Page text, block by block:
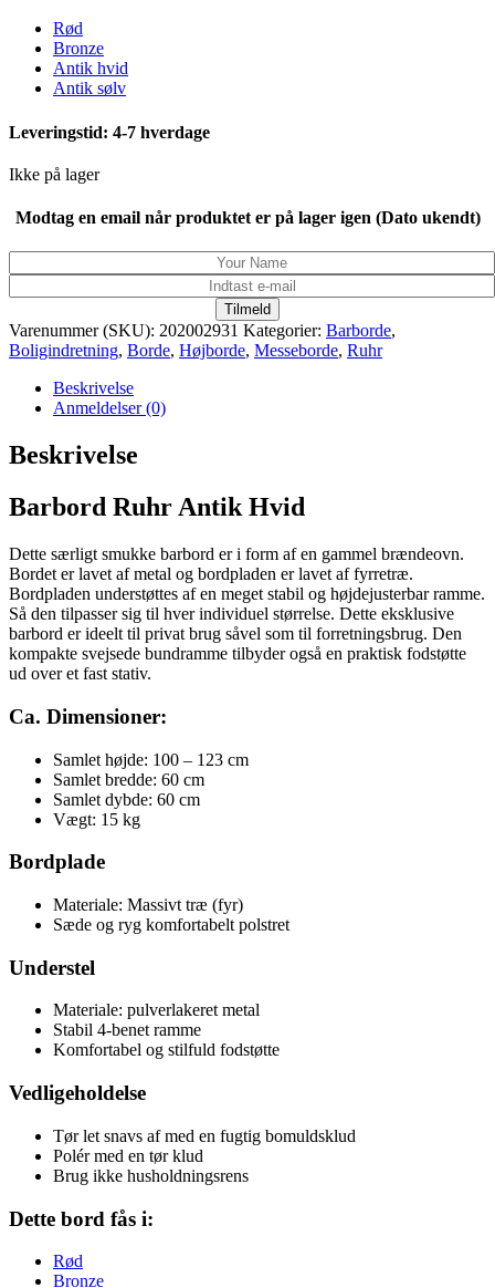
Rød
Bronze
Antik hvid
Antik sølv
Leveringstid: 4-7 hverdage
Ikke på lager
Modtag en email når produktet er på lager igen (Dato ukendt)
Tilmeld
Varenummer (SKU): 202002931 Kategorier: Barborde,
Boligindretning, Borde, Højborde, Messeborde, Ruhr
Beskrivelse
Anmeldelser (0)
Beskrivelse
Barbord Ruhr Antik Hvid
Dette særligt smukke barbord er i form af en gammel brændeovn.
Bordet er lavet af metal og bordpladen er lavet af fyrretræ.
Bordpladen understøttes af en meget stabil og højdejusterbar ramme.
Så den tilpasser sig til hver individuel størrelse. Dette eksklusive
barbord er ideelt til privat brug såvel som til forretningsbrug. Den
kompakte svejsede bundramme tilbyder også en praktisk fodstøtte
ud over et fast stativ.
Ca. Dimensioner:
Samlet højde: 100 – 123 cm
Samlet bredde: 60 cm
Samlet dybde: 60 cm
Vægt: 15 kg
Bordplade
Materiale: Massivt træ (fyr)
Sæde og ryg komfortabelt polstret
Understel
Materiale: pulverlakeret metal
Stabil 4-benet ramme
Komfortabel og stilfuld fodstøtte
Vedligeholdelse
Tør let snavs af med en fugtig bomuldsklud
Polér med en tør klud
Brug ikke husholdningsrens
Dette bord fås i:
Rød
Bronze